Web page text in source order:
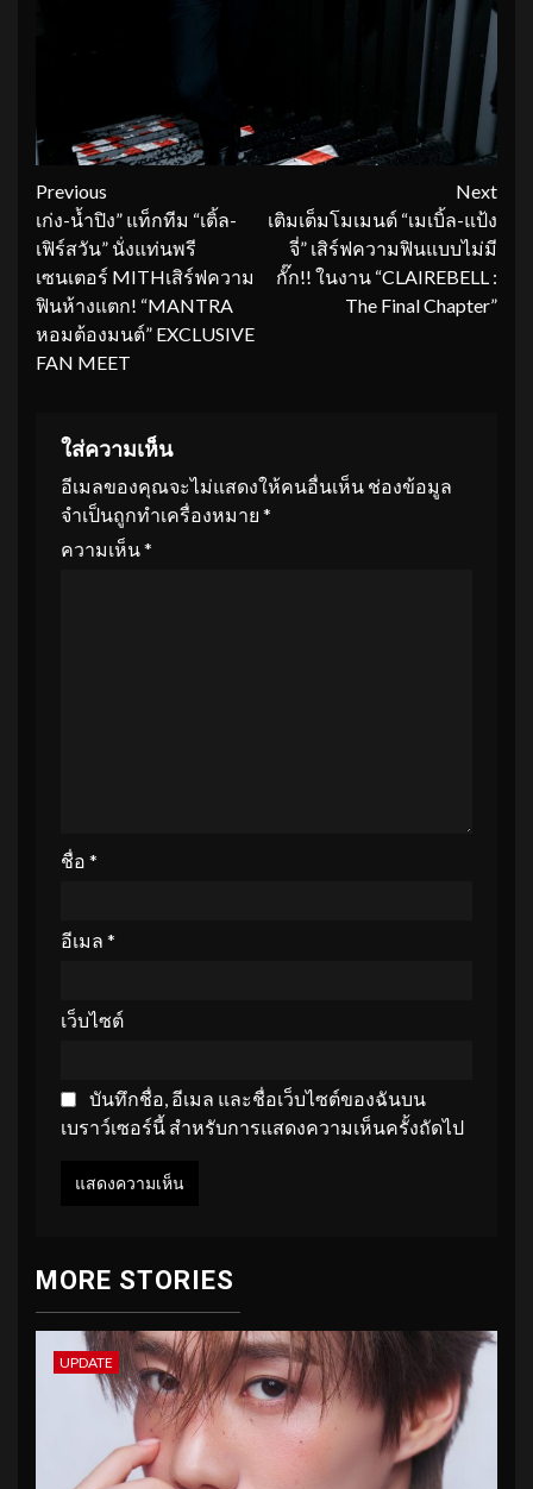
Continue
Reading
Previous
เก่ง-น้ำปิง” แท็กทีม “เติ้ล-
เฟิร์สวัน” นั่งแท่นพรี
เซนเตอร์ MITHเสิร์ฟความ
ฟินห้างแตก! “MANTRA
หอมต้องมนต์” EXCLUSIVE
FAN MEET
Next
เติมเต็มโมเมนต์ “เมเบิ้ล-แป้ง
จี่” เสิร์ฟความฟินแบบไม่มี
กั๊ก!! ในงาน “CLAIREBELL :
The Final Chapter”
ใส่ความเห็น
อีเมลของคุณจะไม่แสดงให้คนอื่นเห็น ช่องข้อมูล
จำเป็นถูกทำเครื่องหมาย *
ความเห็น*
ชื่อ *
อีเมล *
เว็บไซต์
บันทึกชื่อ, อีเมล และชื่อเว็บไซต์ของฉันบน
เบราว์เซอร์นี้ สำหรับการแสดงความเห็นครั้งถัดไป
MORE STORIES
UPDATE